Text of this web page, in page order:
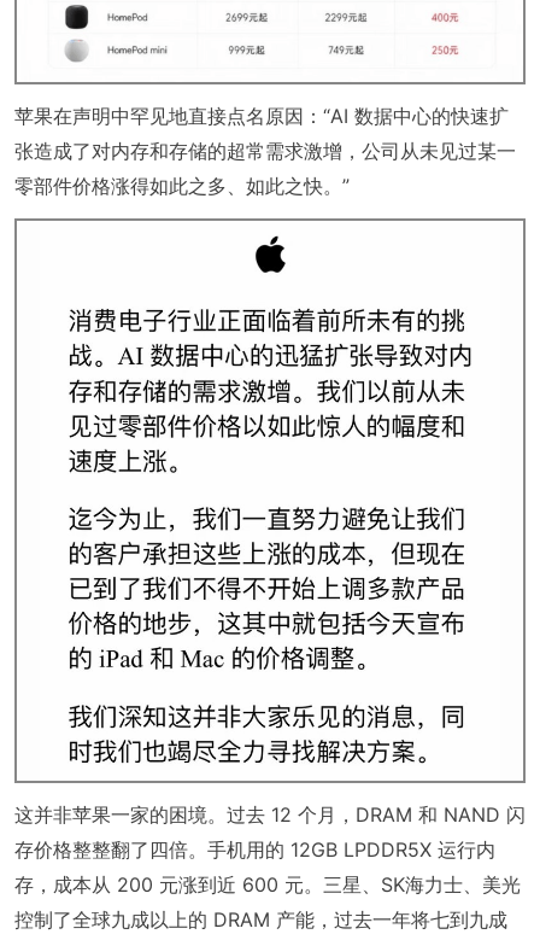
苹果在声明中罕见地直接点名原因：“AI 数据中心的快速扩
张造成了对内存和存储的超常需求激增，公司从未见过某一
零部件价格涨得如此之多、如此之快。”
这并非苹果一家的困境。过去 12 个月，DRAM 和 NAND 闪
存价格整整翻了四倍。手机用的 12GB LPDDR5X 运行内
存，成本从 200 元涨到近 600 元。三星、SK海力士、美光
控制了全球九成以上的 DRAM 产能，过去一年将七到九成